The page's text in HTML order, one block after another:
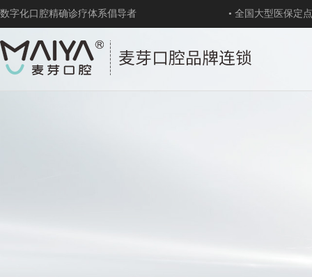
数字化口腔精确诊疗体系倡导者 • 全国大型医保定